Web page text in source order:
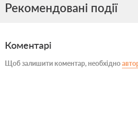
Рекомендовані події
Коментарі
Щоб залишити коментар, необхідно